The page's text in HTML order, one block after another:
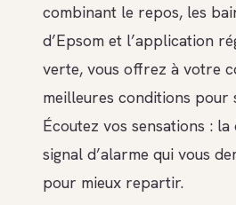
combinant le repos, les
d’Epsom et l’application
verte, vous offrez à votre
meilleures conditions pour
Écoutez vos sensations :
signal d’alarme qui vous
pour mieux repartir.